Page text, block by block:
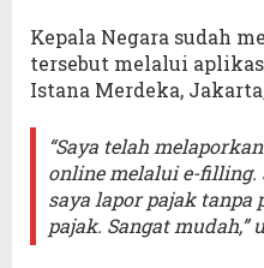
Kepala Negara sudah
tersebut melalui
Istana Merdeka,
“Saya telah
online melalui e-
saya lapor pajak
pajak. Sangat mudah,”